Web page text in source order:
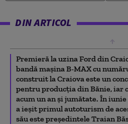
DIN ARTICOL
Premieră la uzina Ford din
bandă maşina B-MAX cu
construit la Craiova este un
pentru producţia din Bănie, iar
acum un an şi jumătate. În
a ieşit primul autoturism de
său este preşedintele Traian